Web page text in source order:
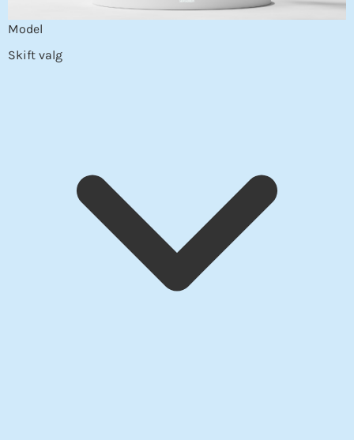
Model
Skift valg